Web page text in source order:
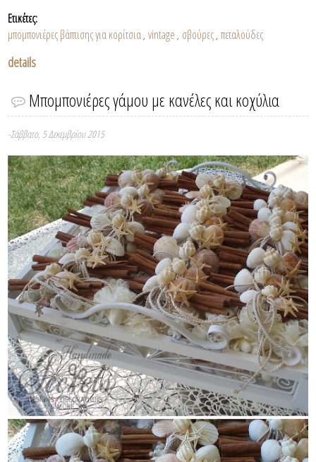
Ετικέτες:
μπομπονιέρες βάπτισης για κορίτσια , vintage , σβούρες , πεταλούδες
details
Μπομπονιέρες γάμου με κανέλες και κοχύλια
-Σάββατο, 5 Δεκεμβρίου 2015